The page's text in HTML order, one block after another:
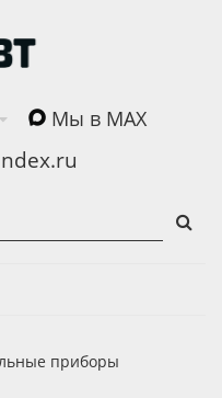
Мы в MAX
приборы